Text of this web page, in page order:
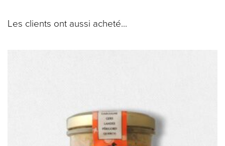
Les clients ont aussi acheté...